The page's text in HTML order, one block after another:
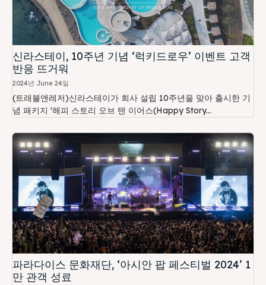
신라스테이, 10주년 기념 ‘럭키드로우’ 이벤트 고객
반응 뜨거워
2024년 June 24일
(트래블앤레저)신라스테이가 회사 설립 10주년을 맞아 출시한 기
념 패키지 '해피 스토리 오브 텐 이어스(Happy Story...
파라다이스 문화재단, ‘아시안 팝 페스티벌 2024’ 1
만 관객 성료